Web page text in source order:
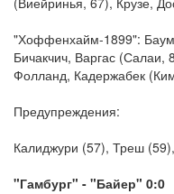
"Хоффенхайм-1899":
Бичакчич, Варгас
Фолланд, Кадержабек
Предупреждения:
Калиджури (57), Треш
"Гамбург" - "Байер" 0:0